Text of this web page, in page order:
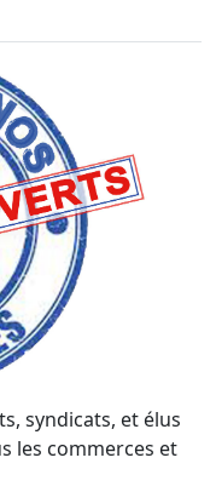
syndicats, et élus
les commerces et